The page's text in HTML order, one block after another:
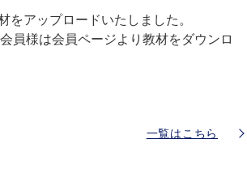
をアップロードいたしました。
員様は会員ページより教材をダウンロ
一覧はこちら